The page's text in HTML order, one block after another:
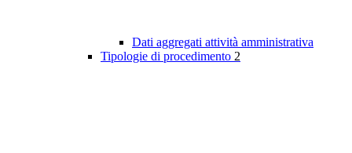
Dati aggregati attività amministrativa
Tipologie di procedimento 2